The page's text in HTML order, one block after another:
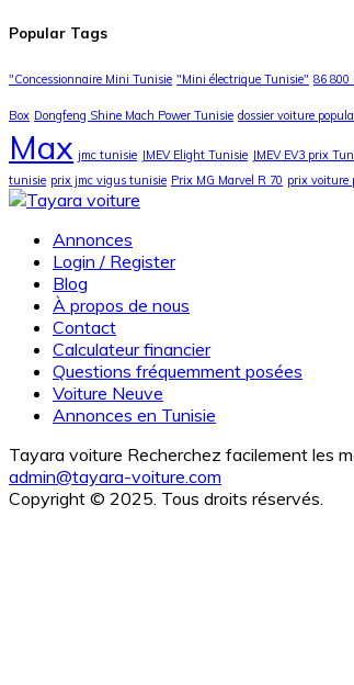
Popular Tags
"Concessionnaire Mini Tunisie "Mini électrique Tunisie" 86 800
Box Dongfeng Shine Mach Power Tunisie dossier voiture
Max jmc tunisie JMEV Elight Tunisie JMEV EV3 prix
tunisie prix jmc vigus tunisie Prix MG Marvel R 70 prix voiture
Annonces
Login / Register
Blog
À propos de nous
Contact
Calculateur financier
Questions fréquemment posées
Voiture Neuve
Annonces en Tunisie
Tayara voiture Recherchez facilement les
admin@tayara-voiture.com
Copyright © 2025. Tous droits réservés.